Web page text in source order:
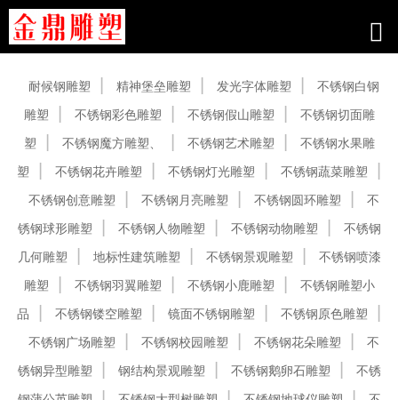
耐候钢雕塑 精神堡垒雕塑 发光字体雕塑
不锈钢白钢
雕塑
不锈钢彩色雕塑 不锈钢假山雕塑
不锈钢切面雕
塑
不锈钢魔方雕塑、 不锈钢艺术雕塑
不锈钢水果雕
塑
不锈钢花卉雕塑 不锈钢灯光雕塑
不锈钢蔬菜雕塑
不锈钢创意雕塑
不锈钢月亮雕塑 不锈钢圆环雕塑
不
锈钢球形雕塑
不锈钢人物雕塑 不锈钢动物雕塑
不锈钢
几何雕塑
地标性建筑雕塑 不锈钢景观雕塑
不锈钢喷漆
雕塑
不锈钢羽翼雕塑 不锈钢小鹿雕塑
不锈钢雕塑小
品
不锈钢镂空雕塑 镜面不锈钢雕塑
不锈钢原色雕塑
不锈钢广场雕塑
不锈钢校园雕塑 不锈钢花朵雕塑
不
锈钢异型雕塑
钢结构景观雕塑 不锈钢鹅卵石雕塑
不锈